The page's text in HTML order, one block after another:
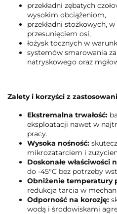
przekładni zębatych
wysokim obciążeniom,
przekładni stożkowych,
przesunięciem osi,
łożysk tocznych w
systemów smarowania
natryskowego oraz
Zalety i korzyści z
Ekstremalna trwałość:
eksploatacji nawet w
pracy.
Wysoka nośność:
mikrozatarciem i
Doskonałe
do -45°C bez potrzeby
Obniżenie temperatury
redukcja tarcia w
Odporność na korozję:
wodą i środowiskami